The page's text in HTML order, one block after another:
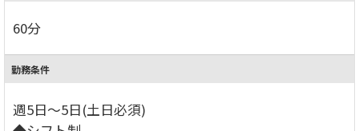
60分
勤務条件
週5日～5日(土日必須)